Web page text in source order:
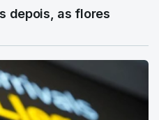
depois, as flores